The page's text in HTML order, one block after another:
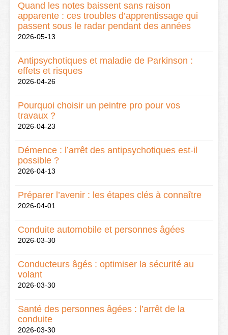
Quand les notes baissent sans raison
apparente : ces troubles d’apprentissage qui
passent sous le radar pendant des années
2026-05-13
Antipsychotiques et maladie de Parkinson :
effets et risques
2026-04-26
Pourquoi choisir un peintre pro pour vos
travaux ?
2026-04-23
Démence : l’arrêt des antipsychotiques est-il
possible ?
2026-04-13
Préparer l’avenir : les étapes clés à connaître
2026-04-01
Conduite automobile et personnes âgées
2026-03-30
Conducteurs âgés : optimiser la sécurité au
volant
2026-03-30
Santé des personnes âgées : l’arrêt de la
conduite
2026-03-30